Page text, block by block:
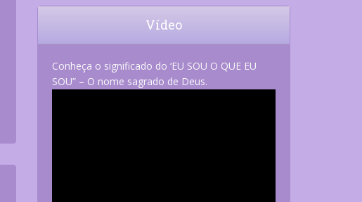
Vídeo
Conheça o significado do ‘EU SOU O QUE EU
SOU” – O nome sagrado de Deus.